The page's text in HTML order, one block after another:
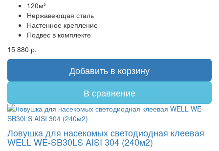
120м²
Нержавеющая сталь
Настенное крепление
Подвес в комплекте
15 880 р.
Добавить в корзину
В сравнение
Ловушка для насекомых светодиодная клеевая
WELL WE-SB30LS AISI 304 (240м2)